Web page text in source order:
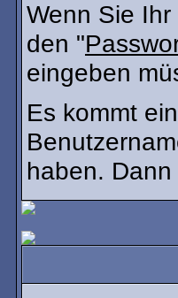
Wenn Sie
den "
eingeben
Es kommt
haben.